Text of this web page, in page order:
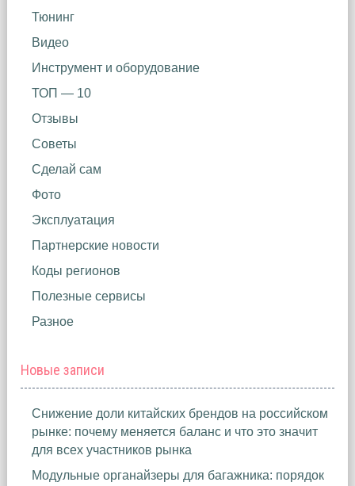
Тюнинг
Видео
Инструмент и оборудование
ТОП — 10
Отзывы
Советы
Сделай сам
Фото
Эксплуатация
Партнерские новости
Коды регионов
Полезные сервисы
Разное
Новые записи
Снижение доли китайских брендов на российском
рынке: почему меняется баланс и что это значит
для всех участников рынка
Модульные органайзеры для багажника: порядок